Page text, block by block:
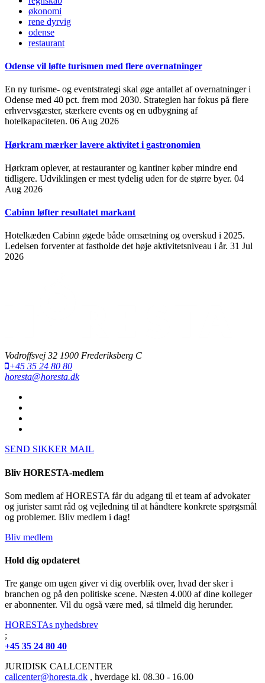
økonomi
rene dyrvig
odense
restaurant
Odense vil løfte turismen med flere overnatninger
En ny turisme- og eventstrategi skal øge antallet af overnatninger i
Odense med 40 pct. frem mod 2030. Strategien har fokus på flere
erhvervsgæster, stærkere events og en udbygning af
hotelkapaciteten. 06 Aug 2026
Hørkram mærker lavere aktivitet i gastronomien
Hørkram oplever, at restauranter og kantiner køber mindre end
tidligere. Udviklingen er mest tydelig uden for de større byer. 04
Aug 2026
Cabinn løfter resultatet markant
Hotelkæden Cabinn øgede både omsætning og overskud i 2025.
Ledelsen forventer at fastholde det høje aktivitetsniveau i år. 31 Jul
2026
Vodroffsvej 32 1900 Frederiksberg C
+45 35 24 80 80
horesta@horesta.dk
SEND SIKKER MAIL
Bliv HORESTA-medlem
Som medlem af HORESTA får du adgang til et team af advokater
og jurister samt råd og vejledning til at håndtere konkrete spørgsmål
og problemer. Bliv medlem i dag!
Bliv medlem
Hold dig opdateret
Tre gange om ugen giver vi dig overblik over, hvad der sker i
branchen og på den politiske scene. Næsten 4.000 af dine kolleger
er abonnenter. Vil du også være med, så tilmeld dig herunder.
HORESTAs nyhedsbrev
;
+45 35 24 80 40
JURIDISK CALLCENTER
callcenter@horesta.dk , hverdage kl. 08.30 - 16.00